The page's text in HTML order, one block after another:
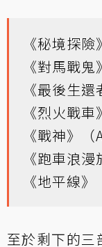
《秘境探險
《對馬戰鬼
《最後生還
《烈火戰車
《戰神》（
《跑車浪漫
《地平線
至於剩下的三